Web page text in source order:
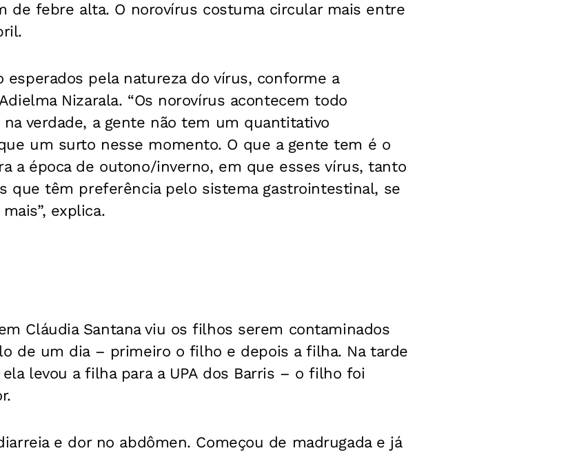
de febre alta. O norovírus costuma circular mais entre
esperados pela natureza do vírus, conforme a
Nizarala. “Os norovírus acontecem todo
verdade, a gente não tem um quantitativo
um surto nesse momento. O que a gente tem é o
a época de outono/inverno, em que esses vírus, tanto
que têm preferência pelo sistema gastrointestinal, se
explica.
Cláudia Santana viu os filhos serem contaminados
de um dia – primeiro o filho e depois a filha. Na tarde
levou a filha para a UPA dos Barris – o filho foi
e dor no abdômen. Começou de madrugada e já